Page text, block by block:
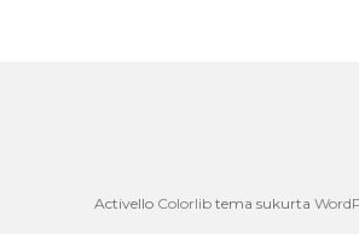
Activello Colorlibtema sukurta